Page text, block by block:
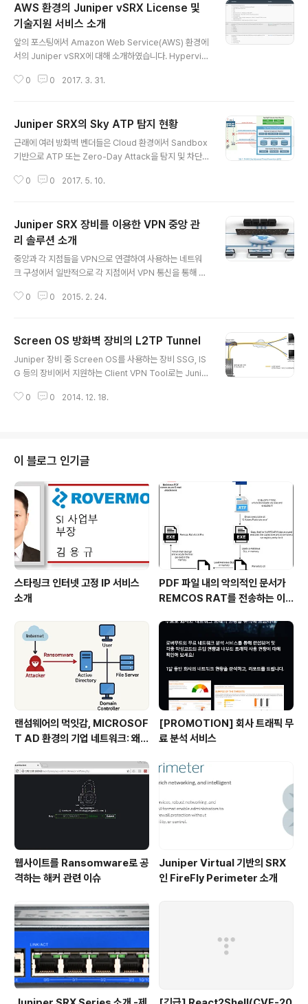
AWS 환경의 Juniper vSRX License 및
기술지원 서비스 소개
앞의 포스팅에서 Amazon Web Service(AWS) 환경에
서의 Juniper vSRX에 대해 소개하였습니다. Hypervis
X 구성을 위한 AWS에 대한 기본적인 설명 등에 대해 간략
zon과 같은 서비스 제공사가 온전히 짊어지지 않기 때문
에, Cloud 환경에서의 보안을 고려해야 한다는 부분 입니
다. 저희는 Juniper vSRX에 대한 License 공급 및 기술
비스를 제공하고 있습니다. 우선, AWS 환경에서 vSRX의
0 0 2017. 3. 31.
Juniper SRX의 Sky ATP 탐지 현황
근래에 여러 방화벽 벤더들은 Cloud 환경에서 Sandbox
기반으로 ATP 또는 Zero-Day Attack을 탐지 및 차단
X를 통해 Sky ATP라는 솔루션으로 해당 기능을 제공하
다. 1. C&C 서버와의 통신 차단. 2. GeoIP 기반의 정책 적
용. 3. Cloud 환경의 Sandbox를 통한 Malware 행위
분석 및 차단 4. Client의 평판점수 부여를 통해 통신 제어.
(평판은 C&C 서버와의 통신 및 Malware 다운로드, 위협
도에 따라 부여 됩니다. Sky ATP는 무료 버전과 프리미엄
버전이 있는데, 각..
0 0 2017. 5. 10.
Juniper SRX 장비를 이용한 VPN 중앙 관
리 솔루션 소개
중앙과 각 지점들을 VPN으로 연결하여 사용하는 네트워
크 구성에서 일반적으로 각 지점에서 VPN 통신을 통해 중
화벽을 통해 사용을 합니다. 일반적으로 IPS, 웹 방화벽 등
니다. 해당 네트워크 구성에서 생각해 볼 수 있는 문제점이
크게 두 가지가 있습니다. 첫 째, 각종 바이러스 및 해킹 위
험에 노출이 됩니다. 각 지점에는 별도의 보안장비가 없기
여 각종 바이러스 및 해킹 위험에 사내 중요 자료 및 개인
0 0 2015. 2. 24.
Screen OS 방화벽 장비의 L2TP Tunnel
Juniper 장비 중 Screen OS를 사용하는 장비 SSG, IS
G 등의 장비에서 지원하는 Client VPN Tool로는 Junip
mote라는 Tool과 NCP VPN Client라는 Tool이 있습
는 Windows의 모든 버전에 지원이 되지만, License에
대한 비용이 발생합니다. 그래서, Windows에 내장되어
있는 L2TP Tunnel을 이용하여 Screen OS 장비에 접
속하여 통신 하는 방법에 대해 살펴 보겠습니다. Win..
0 0 2014. 12. 18.
이 블로그 인기글
스타링크 인터넷 고정 IP 서비스
소개
PDF 파일 내의 악의적인 문서가
REMCOS RAT를 전송하는 이
랜섬웨어의 먹잇감, MICROSOF
T AD 환경의 기업 네트워크: 왜
까?
[PROMOTION] 회사 트래픽 무
료 분석 서비스
웹사이트를 Ransomware로 공
격하는 해커 관련 이슈
Juniper Virtual 기반의 SRX
인 FireFly Perimeter 소개